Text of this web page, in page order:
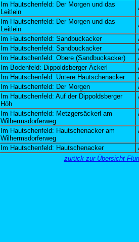
Im Hautschenfeld: Der Morgen und das
Leitlein
Im Hautschenfeld: Der Morgen und das
Leitlein
Im Hautschenfeld: Sandbuckacker
Im Hautschenfeld: Sandbuckacker
Im Hautschenfeld: Obere (Sandbuckacker)
Im Bodenfeld: Dippoldsberger Äckerl
Im Hautschenfeld: Untere Hautschenacker
Im Hautschenfeld: Der Morgen
Im Hautschenfeld: Auf der Dippoldsberger
Höh
Im Hautschenfeld: Metzgersäckerl am
Wilhermsdorferweg
Im Hautschenfeld: Hautschenacker am
Wilhermsdorferweg
Im Hautschenfeld: Hautschenacker
zurück zur Übersicht